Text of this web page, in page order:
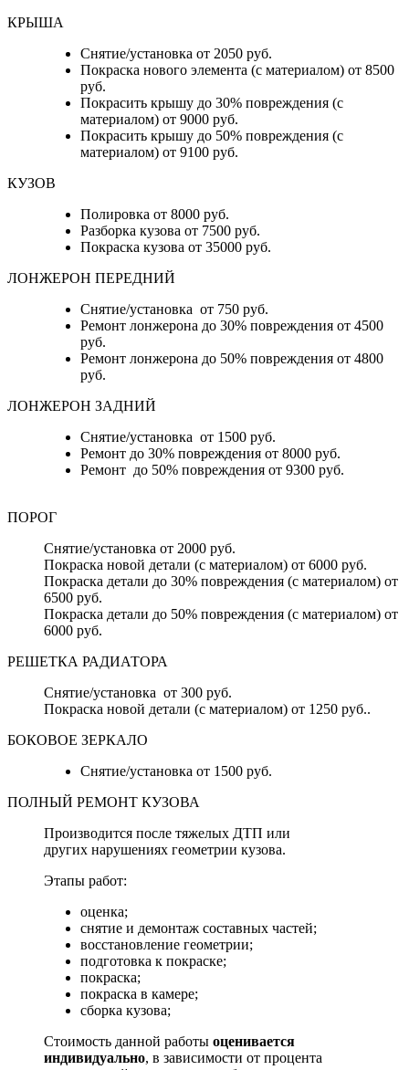
КРЫША
Снятие/установка от 2050 руб.
Покраска нового элемента (с материалом) от 8500
руб.
Покрасить крышу до 30% повреждения (с
материалом) от 9000 руб.
Покрасить крышу до 50% повреждения (с
материалом) от 9100 руб.
КУЗОВ
Полировка от 8000 руб.
Разборка кузова от 7500 руб.
Покраска кузова от 35000 руб.
ЛОНЖЕРОН ПЕРЕДНИЙ
Снятие/установка от 750 руб.
Ремонт лонжерона до 30% повреждения от 4500
руб.
Ремонт лонжерона до 50% повреждения от 4800
руб.
ЛОНЖЕРОН ЗАДНИЙ
Снятие/установка от 1500 руб.
Ремонт до 30% повреждения от 8000 руб.
Ремонт до 50% повреждения от 9300 руб.
ПОРОГ
Снятие/установка от 2000 руб.
Покраска новой детали (с материалом) от 6000 руб.
Покраска детали до 30% повреждения (с материалом) от
6500 руб.
Покраска детали до 50% повреждения (с материалом) от
6000 руб.
РЕШЕТКА РАДИАТОРА
Снятие/установка от 300 руб.
Покраска новой детали (с материалом) от 1250 руб..
БОКОВОЕ ЗЕРКАЛО
Снятие/установка от 1500 руб.
ПОЛНЫЙ РЕМОНТ КУЗОВА
Производится после тяжелых ДТП или
других нарушениях геометрии кузова.
Этапы работ:
оценка;
снятие и демонтаж составных частей;
восстановление геометрии;
подготовка к покраске;
покраска;
покраска в камере;
сборка кузова;
Стоимость данной работы оценивается
индивидуально, в зависимости от процента